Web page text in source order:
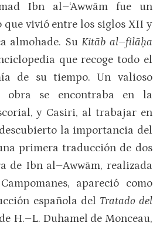
Ibn al–‘Awwām fue un
que vivió entre los siglos XII y
almohade. SuKitāb al–filāḥa
que recoge todo el
de su tiempo. Un valioso
obra se encontraba en la
y Casiri, al trabajar en
la importancia del
primera traducción de dos
de Ibn al–Awwām, realizada
apareció como
española del Tratado del
de H.–L. Duhamel de Monceau,